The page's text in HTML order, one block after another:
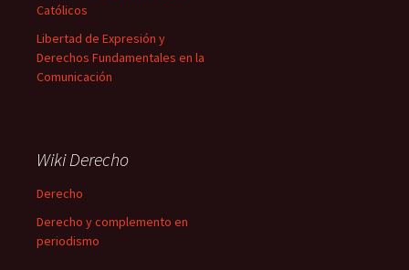
Católicos
Libertad de Expresión y
Derechos Fundamentales en la
Comunicación
Wiki Derecho
Derecho
Derecho y complemento en
periodismo